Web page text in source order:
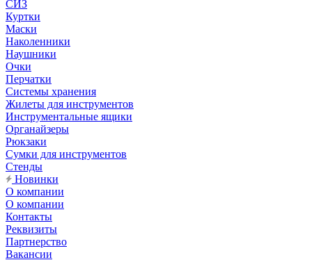
СИЗ
Куртки
Маски
Наколенники
Наушники
Очки
Перчатки
Системы хранения
Жилеты для инструментов
Инструментальные ящики
Органайзеры
Рюкзаки
Сумки для инструментов
Стенды
Новинки
О компании
О компании
Контакты
Реквизиты
Партнерство
Вакансии